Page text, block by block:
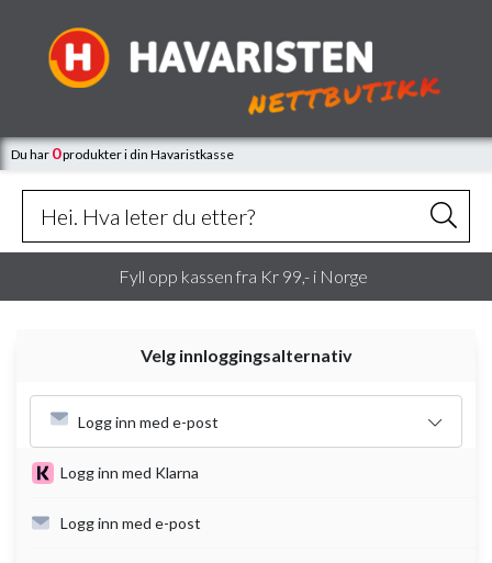
Du har 0produkteri din Havaristkasse
Fyll opp kassen fra Kr 99,- i Norge
Velg innloggingsalternativ
Logg inn med e-post
Logg inn med Klarna
Logg inn med e-post